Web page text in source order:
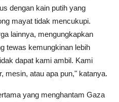
dengan kain putih yang
mayat tidak mencukupi.
lainnya, mengungkapkan
tewas kemungkinan lebih
dapat kami ambil. Kami
mesin, atau apa pun," katanya.
yang menghantam Gaza